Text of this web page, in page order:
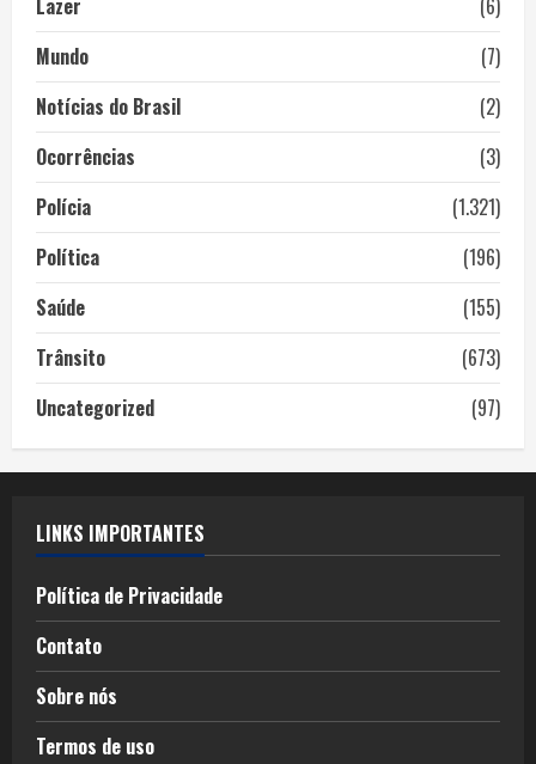
Mundo
(7)
Notícias do Brasil
(2)
Ocorrências
(3)
Polícia
(1.321)
Política
(196)
Saúde
(155)
Trânsito
(673)
Uncategorized
(97)
LINKS IMPORTANTES
Política de Privacidade
Contato
Sobre nós
Termos de uso